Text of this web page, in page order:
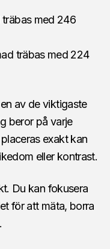
med 246
träbas med 224
av de viktigaste
beror på varje
exakt kan
eller kontrast.
Du kan fokusera
för att mäta, borra